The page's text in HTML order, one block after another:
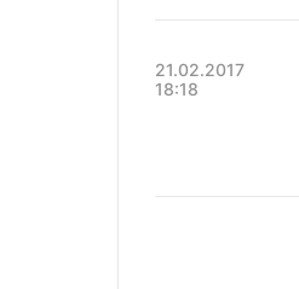
21.02.2017
18:18